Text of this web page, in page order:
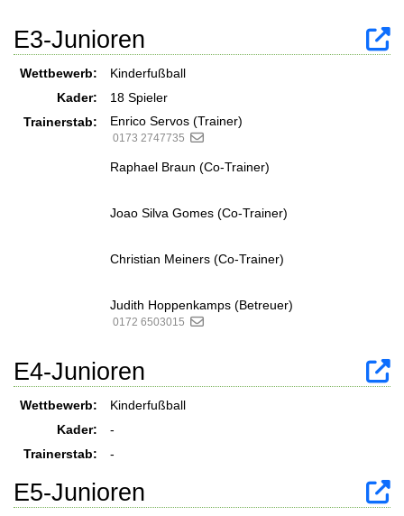
E3-Junioren
Wettbewerb:
Kinderfußball
Kader:
18 Spieler
Trainerstab:
Enrico Servos (Trainer)
0173 2747735
Raphael Braun (Co-Trainer)
Joao Silva Gomes (Co-Trainer)
Christian Meiners (Co-Trainer)
Judith Hoppenkamps (Betreuer)
0172 6503015
E4-Junioren
Wettbewerb:
Kinderfußball
Kader:
-
Trainerstab:
-
E5-Junioren